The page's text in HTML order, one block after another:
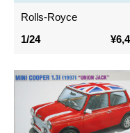
Rolls-Royce
1/24